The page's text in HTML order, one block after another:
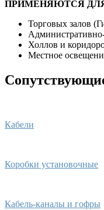
ПРИМЕНЯЮТСЯ
Торговых залов
Холлов и
Местное
Кабели
Коробки установочные
Кабель-каналы и гофры